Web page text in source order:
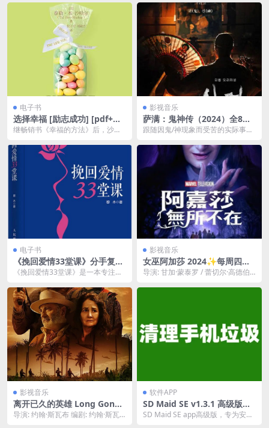
女孩，她虽然只有7岁...
从历史到现代的众多著...
电子书
选择幸福 [ 励志成功] [pdf+全
格式]
继畅销书《幸福的方法》后，沙哈
研究。他认为，人生的...
影视音乐
萨满：鬼神传（2024）全8集
［韩国 悬疑 纪录片］
跟随因鬼/神现象而受苦的实际事例
至今仍留在韩国文化...
电子书
《挽回爱情33堂课》分手复合
失恋伤心情感书籍 一本书挽回
《挽回爱情33堂课》是一本专注于
那些正在经历失恋、...
影视音乐
女巫阿加莎 2024✨每周四已
更 Disney+流 标配中字【4K /
达幻视衍生剧
导演: 甘加·蒙泰罗 / 蕾切尔·高德伯
影视音乐
离开已久的英雄 Long Gone
Heroes (2024) 1080p内封简
导演: 约翰·斯瓦布 编剧: 约翰·斯瓦
软件APP
SD Maid SE v1.3.1 高级版，
快速清理系统、应用、卸载残
SD Maid SE app高级版，专为安卓